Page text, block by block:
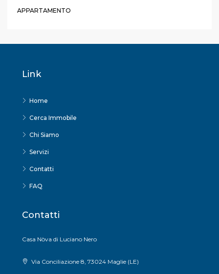
APPARTAMENTO
Link
Home
Cerca Immobile
Chi Siamo
Servizi
Contatti
FAQ
Contatti
Casa Nòva di Luciano Nero
Via Conciliazione 8, 73024 Maglie (LE)